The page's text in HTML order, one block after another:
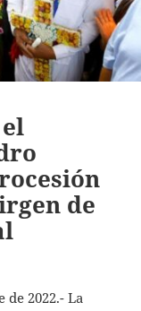
de
de 2022.- La